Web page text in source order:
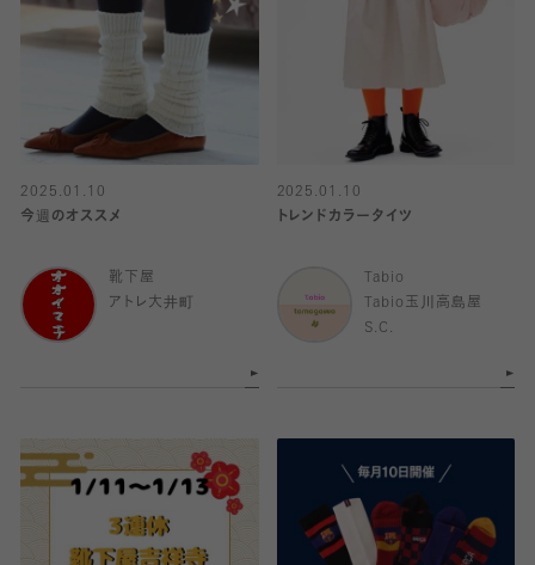
2025.01.10
今週のオススメ
靴下屋
アトレ大井町
2025.01.10
トレンドカラータイツ
Tabio
Tabio玉川高島屋
S.C.